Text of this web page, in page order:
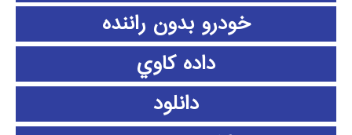
خودرو بدون راننده
داده كاوي
دانلود